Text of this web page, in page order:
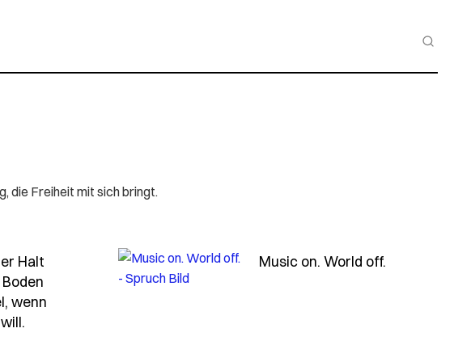
die Freiheit mit sich bringt.
Halt
wenn
Music on. World off.